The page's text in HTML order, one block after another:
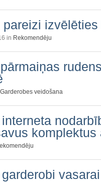
pareizi
in Rekomendēju
Garderobes veidošana
vasarai